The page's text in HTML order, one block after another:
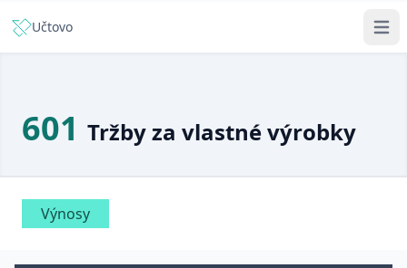
Učtovo
601 Tržby za vlastné výrobky
Výnosy